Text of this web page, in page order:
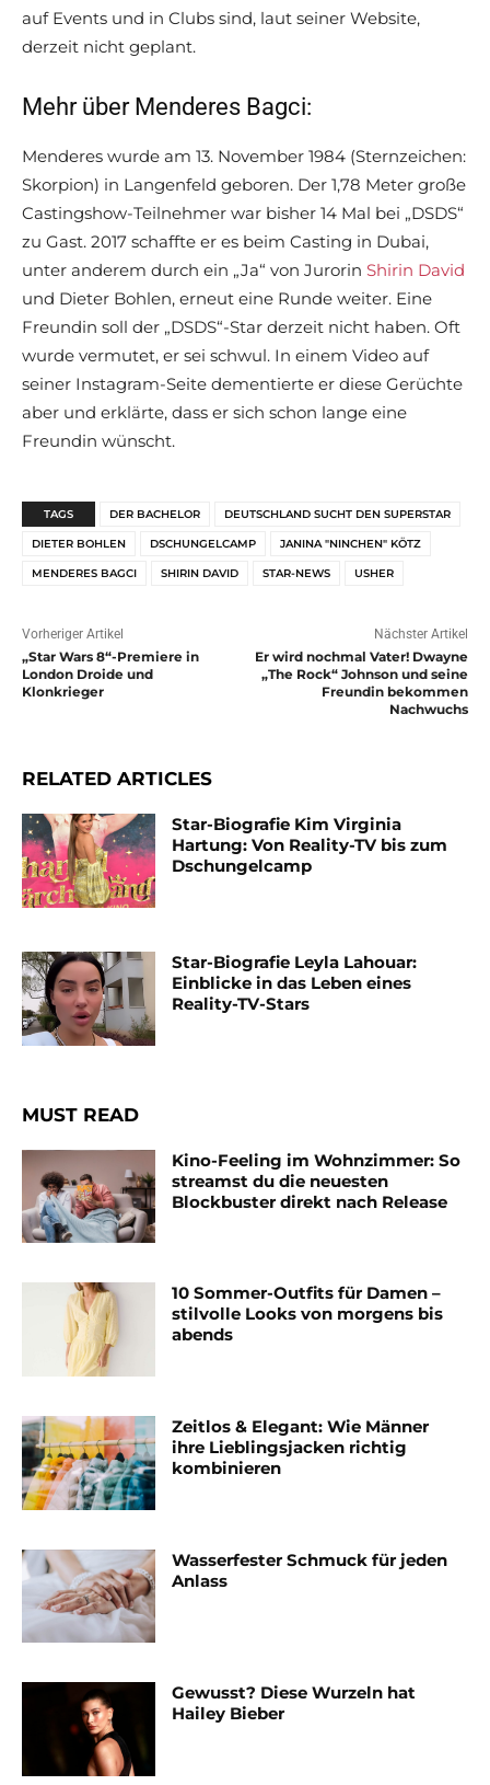
auf Events und in Clubs sind, laut seiner Website,
derzeit nicht geplant.
Mehr über Menderes Bagci:
Menderes wurde am 13. November 1984 (Sternzeichen:
Skorpion) in Langenfeld geboren. Der 1,78 Meter große
Castingshow-Teilnehmer war bisher 14 Mal bei „DSDS“
zu Gast. 2017 schaffte er es beim Casting in Dubai,
unter anderem durch ein „Ja“ von Jurorin Shirin David
und Dieter Bohlen, erneut eine Runde weiter. Eine
Freundin soll der „DSDS“-Star derzeit nicht haben. Oft
wurde vermutet, er sei schwul. In einem Video auf
seiner Instagram-Seite dementierte er diese Gerüchte
aber und erklärte, dass er sich schon lange eine
Freundin wünscht.
TAGS DER BACHELOR DEUTSCHLAND SUCHT DEN SUPERSTAR
DIETER BOHLEN DSCHUNGELCAMP JANINA "NINCHEN" KÖTZ
MENDERES BAGCI SHIRIN DAVID STAR-NEWS USHER
Vorheriger Artikel
„Star Wars 8“-Premiere in
London Droide und
Klonkrieger
Nächster Artikel
Er wird nochmal Vater! Dwayne
„The Rock“ Johnson und seine
Freundin bekommen
Nachwuchs
RELATED ARTICLES
Star-Biografie Kim Virginia
Hartung: Von Reality-TV bis zum
Dschungelcamp
Star-Biografie Leyla Lahouar:
Einblicke in das Leben eines
Reality-TV-Stars
MUST READ
Kino-Feeling im Wohnzimmer: So
streamst du die neuesten
Blockbuster direkt nach Release
10 Sommer-Outfits für Damen –
stilvolle Looks von morgens bis
abends
Zeitlos & Elegant: Wie Männer
ihre Lieblingsjacken richtig
kombinieren
Wasserfester Schmuck für jeden
Anlass
Gewusst? Diese Wurzeln hat
Hailey Bieber